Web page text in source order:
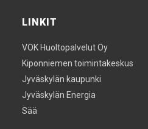
LINKIT
VOK Huoltopalvelut Oy
Kiponniemen toimintakeskus
Jyväskylän kaupunki
Jyväskylän Energia
Sää